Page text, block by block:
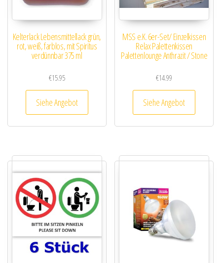
Kelterlack Lebensmittellack grün,
rot, weiß, farblos, mit Spiritus
verdünnbar 375 ml
€15.95
Siehe Angebot
MSS e.K. 6er-Set/ Einzelkissen
Relax Palettenkissen
Palettenlounge Anthrazit / Stone
€14.99
Siehe Angebot